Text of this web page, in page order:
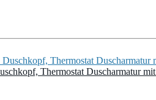
Thermostat Duscharmatur